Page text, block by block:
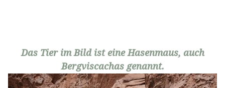
Das Tier im Bild ist eine Hasenmaus, auch
Bergviscachas genannt.